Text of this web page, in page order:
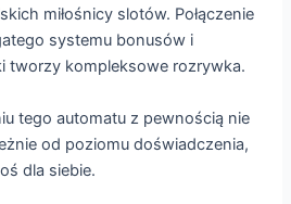
miłośnicy slotów. Połączenie
systemu bonusów i
tworzy kompleksowe rozrywka.
tego automatu z pewnością nie
od poziomu doświadczenia,
dla siebie.